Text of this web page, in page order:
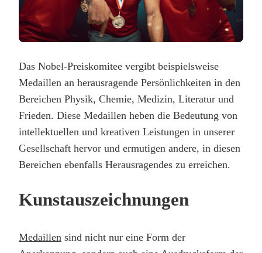
Das Nobel-Preiskomitee vergibt beispielsweise
Medaillen an herausragende Persönlichkeiten in den
Bereichen Physik, Chemie, Medizin, Literatur und
Frieden. Diese Medaillen heben die Bedeutung von
intellektuellen und kreativen Leistungen in unserer
Gesellschaft hervor und ermutigen andere, in diesen
Bereichen ebenfalls Herausragendes zu erreichen.
Kunstauszeichnungen
Medaillen sind nicht nur eine Form der